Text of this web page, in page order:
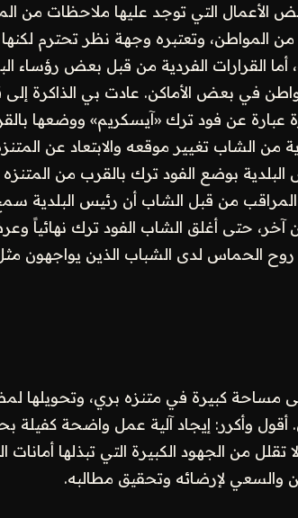
الأعمال التي توجد عليها ملاحظات من
المواطن، وتعتبره وجهة نظر تحترم لكنها
أما القرارات الفردية من قبل بعض رؤساء
في بعض الأماكن. عادت بي الذاكرة
عبارة عن فود ترك «آيسكريم» ووضعها
من الشاب تغيير موقعه والابتعاد عن
بوضع الفود ترك بالقرب من المتنزه
المراقب من قبل الشاب أن رئيس البلدية
حتى أغلق الشاب الفود ترك نهائياً
الحماس لدى الشباب الذين يواجهون
مساحة كبيرة في متنزه بري، وتحويلها
أقول وأكرر: إيجاد آلية عمل واضحة
من الجهود الكبيرة التي تبذلها أمانات
والسعي لإرضائه وتحقيق مطالبه.